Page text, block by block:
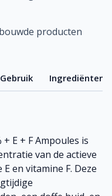
producten
Ingrediënten
E + F Ampoules is
van de actieve
en vitamine F. Deze